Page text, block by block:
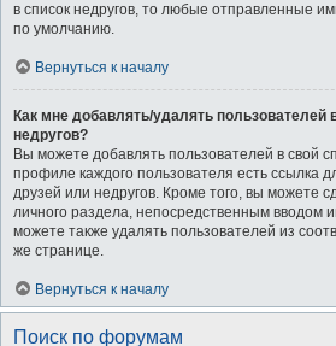
в список недругов, то любые отправленные
по умолчанию.
Вернуться к началу
Как мне добавлять/удалять пользователей
недругов?
Вы можете добавлять пользователей в свой
профиле каждого пользователя есть ссылка
друзей или недругов. Кроме того, вы можете
личного раздела, непосредственным вводом
можете также удалять пользователей из
же странице.
Вернуться к началу
Поиск по форумам